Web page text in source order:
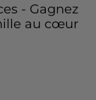
- Gagnez
au cœur